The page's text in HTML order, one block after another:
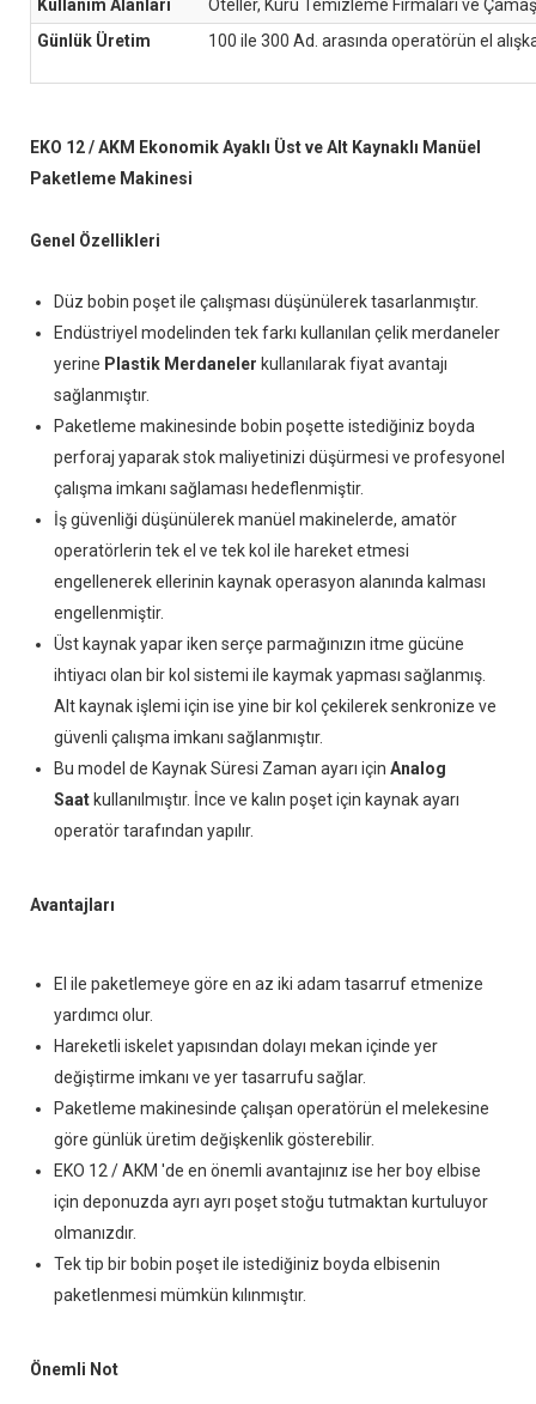
Kullanım Alanları
Oteller, Kuru Temizleme Firmaları ve
Günlük Üretim
100 ile 300 Ad. arasında operatörün el
EKO 12 / AKM Ekonomik Ayaklı Üst ve Alt Kaynaklı Manüel
Paketleme Makinesi
Genel Özellikleri
Düz bobin poşet ile çalışması düşünülerek tasarlanmıştır.
Endüstriyel modelinden tek farkı kullanılan çelik merdaneler
yerine Plastik Merdaneler kullanılarak fiyat avantajı
sağlanmıştır.
Paketleme makinesinde bobin poşette istediğiniz boyda
perforaj yaparak stok maliyetinizi düşürmesi ve profesyonel
çalışma imkanı sağlaması hedeflenmiştir.
İş güvenliği düşünülerek manüel makinelerde, amatör
operatörlerin tek el ve tek kol ile hareket etmesi
engellenerek ellerinin kaynak operasyon alanında kalması
engellenmiştir.
Üst kaynak yapar iken serçe parmağınızın itme gücüne
ihtiyacı olan bir kol sistemi ile kaymak yapması sağlanmış.
Alt kaynak işlemi için ise yine bir kol çekilerek senkronize ve
güvenli çalışma imkanı sağlanmıştır.
Bu model de Kaynak Süresi Zaman ayarı için Analog
Saat kullanılmıştır. İnce ve kalın poşet için kaynak ayarı
operatör tarafından yapılır.
Avantajları
El ile paketlemeye göre en az iki adam tasarruf etmenize
yardımcı olur.
Hareketli iskelet yapısından dolayı mekan içinde yer
değiştirme imkanı ve yer tasarrufu sağlar.
Paketleme makinesinde çalışan operatörün el melekesine
göre günlük üretim değişkenlik gösterebilir.
EKO 12 / AKM 'de en önemli avantajınız ise her boy elbise
için deponuzda ayrı ayrı poşet stoğu tutmaktan kurtuluyor
olmanızdır.
Tek tip bir bobin poşet ile istediğiniz boyda elbisenin
paketlenmesi mümkün kılınmıştır.
Önemli Not